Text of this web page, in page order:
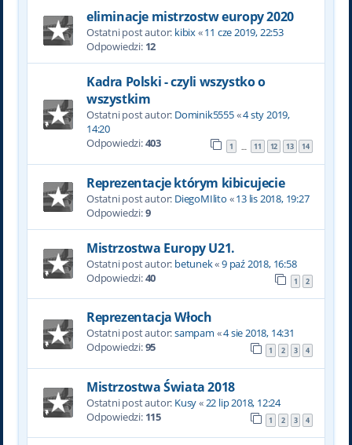
eliminacje mistrzostw europy 2020
Ostatni post autor: kibix«11 cze 2019, 22:53
Odpowiedzi: 12
Kadra Polski - czyli wszystko o
wszystkim
Ostatni post autor: Dominik5555«4 sty 2019,
14:20
Odpowiedzi:403 1 … 11 12 13 14
Reprezentacje którym kibicujecie
Ostatni post autor: DiegoMIlito «13 lis 2018, 19:27
Odpowiedzi:9
Mistrzostwa Europy U21.
Ostatni post autor: betunek«9 paź 2018, 16:58
Odpowiedzi:40 1 2
Reprezentacja Włoch
Ostatni post autor:sampam «4 sie 2018, 14:31
Odpowiedzi:95 1 2 3 4
Mistrzostwa Świata 2018
Ostatni post autor: Kusy«22 lip 2018, 12:24
Odpowiedzi: 115 1 2 3 4